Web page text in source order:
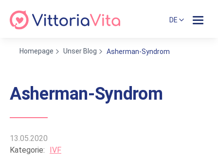
DE
Homepage Unser Blog Asherman-Syndrom
Asherman-Syndrom
13.05.2020
Kategorie:
IVF